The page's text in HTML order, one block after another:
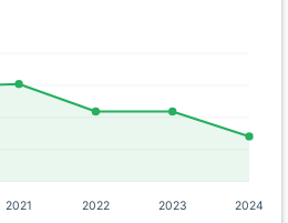
2021 2022 2023 2024